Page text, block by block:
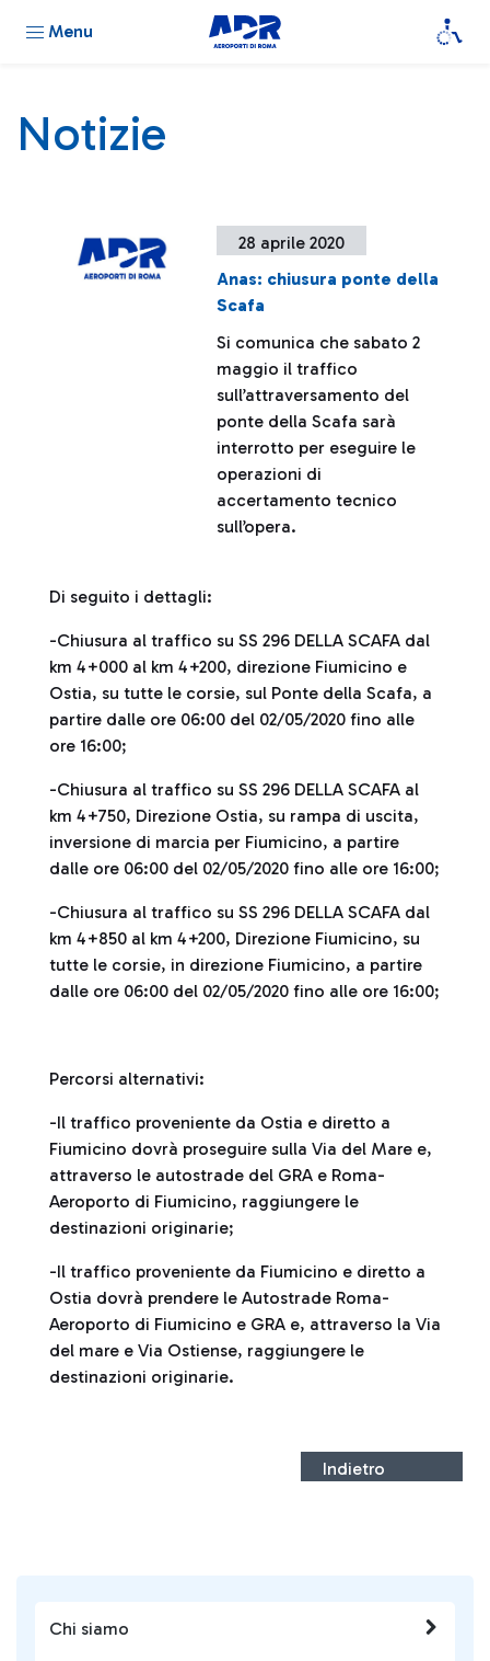
Menu
Chi siamo
Notizie
28 aprile 2020
Anas: chiusura ponte della
Scafa
Si comunica che sabato 2
maggio il traffico
sull’attraversamento del
ponte della Scafa sarà
interrotto per eseguire le
operazioni di
accertamento tecnico
sull’opera.
Di seguito i dettagli:
-Chiusura al traffico su SS 296 DELLA SCAFA dal
km 4+000 al km 4+200, direzione Fiumicino e
Ostia, su tutte le corsie, sul Ponte della Scafa, a
partire dalle ore 06:00 del 02/05/2020 fino alle
ore 16:00;
-Chiusura al traffico su SS 296 DELLA SCAFA al
km 4+750, Direzione Ostia, su rampa di uscita,
inversione di marcia per Fiumicino, a partire
dalle ore 06:00 del 02/05/2020 fino alle ore 16:00;
-Chiusura al traffico su SS 296 DELLA SCAFA dal
km 4+850 al km 4+200, Direzione Fiumicino, su
tutte le corsie, in direzione Fiumicino, a partire
dalle ore 06:00 del 02/05/2020 fino alle ore 16:00;
Percorsi alternativi:
-Il traffico proveniente da Ostia e diretto a
Fiumicino dovrà proseguire sulla Via del Mare e,
attraverso le autostrade del GRA e Roma-
Aeroporto di Fiumicino, raggiungere le
destinazioni originarie;
-Il traffico proveniente da Fiumicino e diretto a
Ostia dovrà prendere le Autostrade Roma-
Aeroporto di Fiumicino e GRA e, attraverso la Via
del mare e Via Ostiense, raggiungere le
destinazioni originarie.
Indietro